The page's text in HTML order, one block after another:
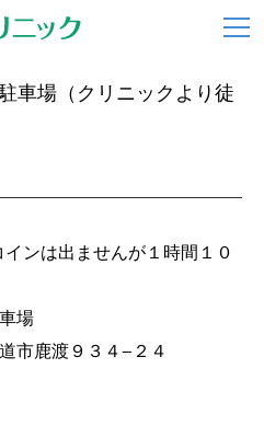
車場（クリニックより徒
ンは出ませんが１時間１０
場
市鹿渡９３４−２４